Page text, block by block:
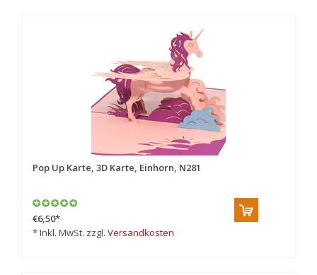
Pop Up Karte, 3D Karte, Einhorn, N281
€6,50*
* Inkl. MwSt. zzgl. Versandkosten